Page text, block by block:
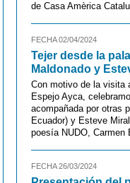
de Casa Amèrica
FECHA 02/04/2024
Tejer desde la
Maldonado y
Con motivo de la visita
Espejo Ayca,
acompañada por otras
Ecuador) y Esteve
poesía NUDO, Carmen
FECHA 26/03/2024